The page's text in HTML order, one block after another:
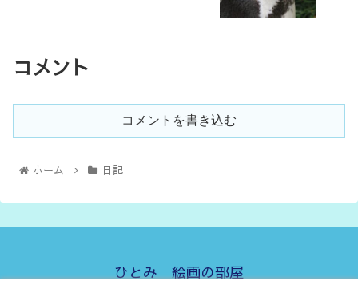
コメント
コメントを書き込む
ホーム 日記
ひとみ 絵画の部屋